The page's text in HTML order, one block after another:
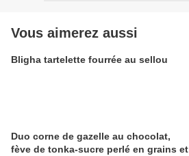
Vous aimerez aussi
Bligha tartelette fourrée au sellou
Duo corne de gazelle au chocolat,
fève de tonka-sucre perlé en grains et